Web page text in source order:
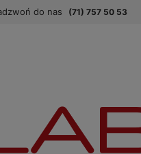
do nas (71) 757 50 53